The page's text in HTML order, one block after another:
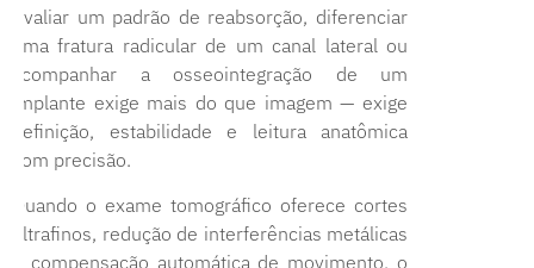
Avaliar um padrão de reabsorção, diferenciar
uma fratura radicular de um canal lateral ou
acompanhar a osseointegração de um
implante exige mais do que imagem — exige
definição, estabilidade e leitura anatômica
com precisão.
Quando o exame tomográfico oferece cortes
ultrafinos, redução de interferências metálicas
e compensação automática de movimento, o